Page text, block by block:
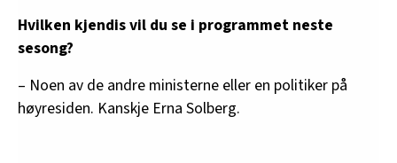
Hvilken kjendis vil du se i programmet neste
sesong?
– Noen av de andre ministerne eller en politiker på
høyresiden. Kanskje Erna Solberg.